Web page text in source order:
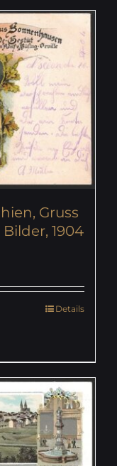
Gruss
Bilder, 1904
Details